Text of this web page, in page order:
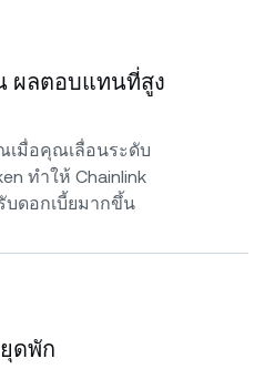
ผลตอบแทนที่สูง
เมื่อคุณเลื่อนระดับ
ทำให้ Chainlink
ดอกเบี้ยมากขึ้น
ดพัก